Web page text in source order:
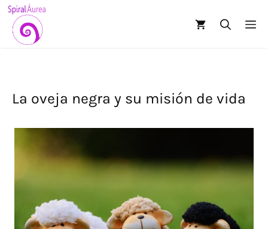
Saltar
contenido
La oveja negra y su misión de vida